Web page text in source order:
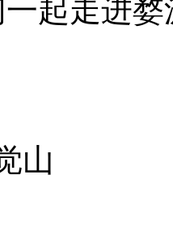
起走进
山